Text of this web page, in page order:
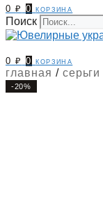
0₽ 0 корзина
Поиск
0₽ 0 корзина
главная / серьги
-20%